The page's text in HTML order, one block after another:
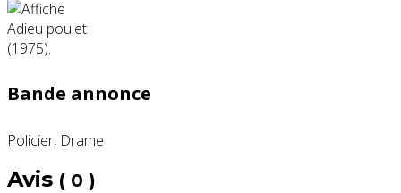
Bande annonce
Policier, Drame
Avis ( 0 )